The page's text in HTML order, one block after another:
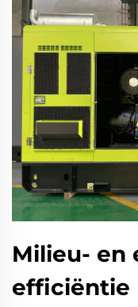
Milieu- en
efficiëntie